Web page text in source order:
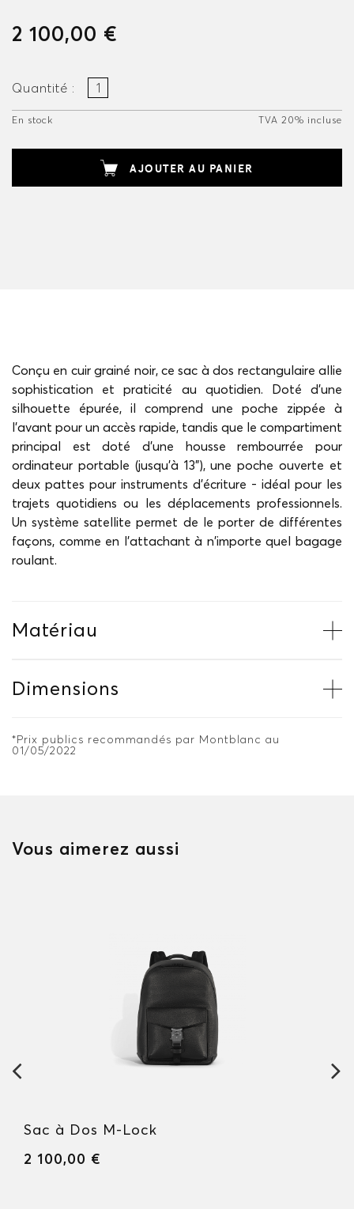
2 100,00 €
Quantité :
En stock TVA 20% incluse
AJOUTER AU PANIER
Conçu en cuir grainé noir, ce sac à dos rectangulaire allie
sophistication et praticité au quotidien. Doté d'une
silhouette épurée, il comprend une poche zippée à
l'avant pour un accès rapide, tandis que le compartiment
principal est doté d'une housse rembourrée pour
ordinateur portable (jusqu'à 13"), une poche ouverte et
deux pattes pour instruments d'écriture - idéal pour les
trajets quotidiens ou les déplacements professionnels.
Un système satellite permet de le porter de différentes
façons, comme en l'attachant à n'importe quel bagage
roulant.
Matériau
Dimensions
*Prix publics recommandés par Montblanc au
01/05/2022
Vous aimerez aussi
Sac à Dos M-Lock
2 100,00 €